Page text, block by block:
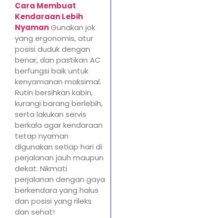
Cara Membuat
Kendaraan Lebih
NyamanGunakan jok
yang ergonomis, atur
posisi duduk dengan
benar, dan pastikan AC
berfungsi baik untuk
kenyamanan maksimal.
Rutin bersihkan kabin,
kurangi barang berlebih,
serta lakukan servis
berkala agar kendaraan
tetap nyaman
digunakan setiap hari di
perjalanan jauh maupun
dekat. Nikmati
perjalanan dengan gaya
berkendara yang halus
dan posisi yang rileks
dan sehat!